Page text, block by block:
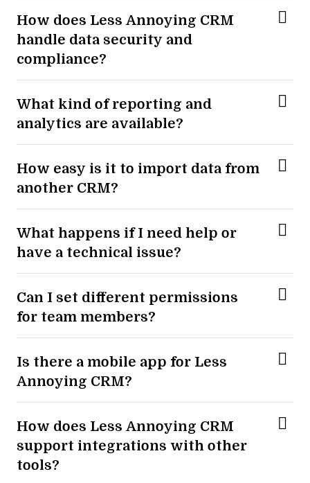
How does Less Annoying CRM
handle data security and
compliance?
What kind of reporting and
analytics are available?
How easy is it to import data from
another CRM?
What happens if I need help or
have a technical issue?
Can I set different permissions
for team members?
Is there a mobile app for Less
Annoying CRM?
How does Less Annoying CRM
support integrations with other
tools?